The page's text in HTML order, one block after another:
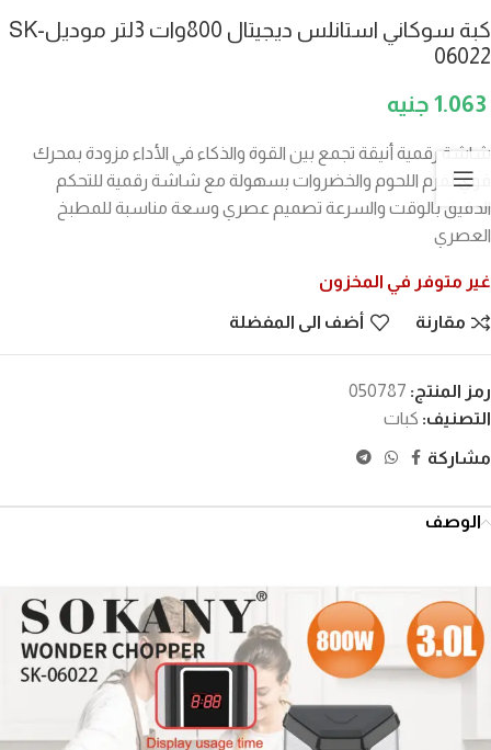
كبة سوكاني استانلس ديجيتال 800وات 3لتر موديلSK-
06022
1.063
شاشة رقمية أنيقة تجمع بين القوة والذكاء في الأداء مزودة بمحرك
قوي لفرم اللحوم والخضروات بسهولة مع شاشة رقمية للتحكم
الدقيق بالوقت والسرعة تصميم عصري وسعة مناسبة للمطبخ
العصري
غير متوفر في المخزون
مقارنة أضف الى المفضلة
رمز المنتج: 050787
التصنيف: كبات
مشاركة
الوصف